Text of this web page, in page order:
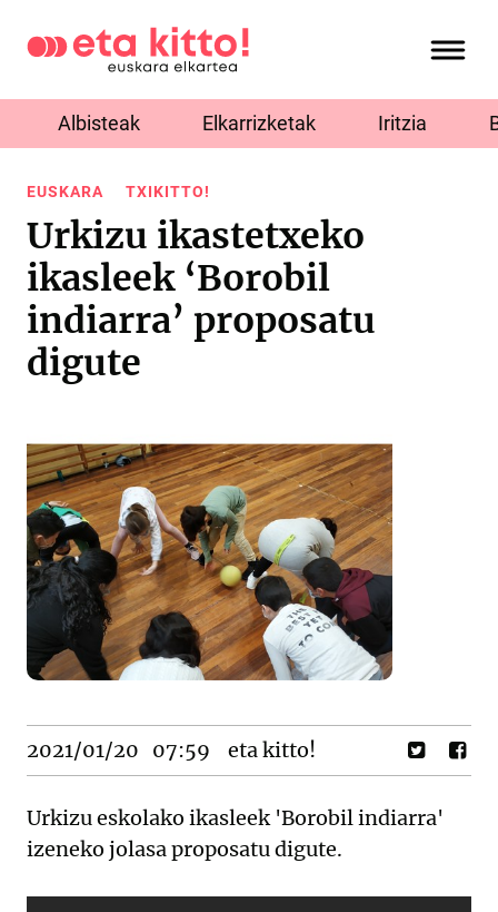
Albisteak Elkarrizketak Iritzia
EUSKARA TXIKITTO!
Urkizu ikastetxeko
ikasleek ‘Borobil
indiarra’ proposatu
digute
2021/01/20 07:59 eta kitto!
Urkizu eskolako ikasleek 'Borobil indiarra'
izeneko jolasa proposatu digute.